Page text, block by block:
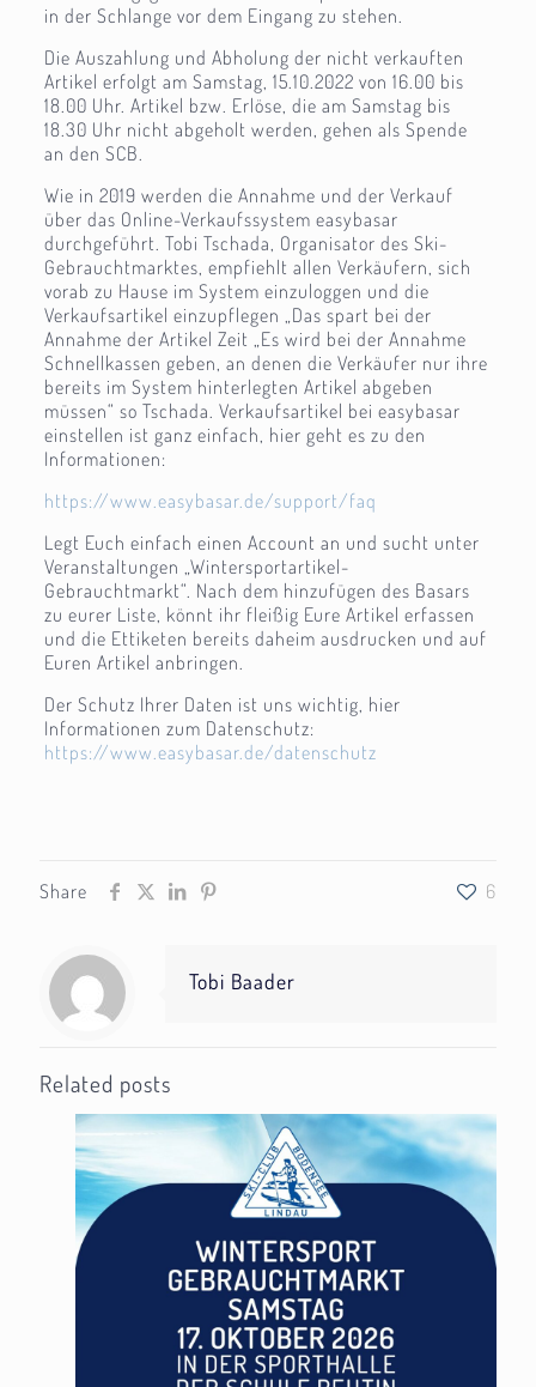
in der Schlange vor dem Eingang zu stehen.
Die Auszahlung und Abholung der nicht verkauften
Artikel erfolgt am Samstag, 15.10.2022 von 16.00 bis
18.00 Uhr. Artikel bzw. Erlöse, die am Samstag bis
18.30 Uhr nicht abgeholt werden, gehen als Spende
an den SCB.
Wie in 2019 werden die Annahme und der Verkauf
über das Online-Verkaufssystem easybasar
durchgeführt. Tobi Tschada, Organisator des Ski-
Gebrauchtmarktes, empfiehlt allen Verkäufern, sich
vorab zu Hause im System einzuloggen und die
Verkaufsartikel einzupflegen „Das spart bei der
Annahme der Artikel Zeit „Es wird bei der Annahme
Schnellkassen geben, an denen die Verkäufer nur ihre
bereits im System hinterlegten Artikel abgeben
müssen“ so Tschada. Verkaufsartikel bei easybasar
einstellen ist ganz einfach, hier geht es zu den
Informationen:
https://www.easybasar.de/support/faq
Legt Euch einfach einen Account an und sucht unter
Veranstaltungen „Wintersportartikel-
Gebrauchtmarkt“. Nach dem hinzufügen des Basars
zu eurer Liste, könnt ihr fleißig Eure Artikel erfassen
und die Ettiketen bereits daheim ausdrucken und auf
Euren Artikel anbringen.
Der Schutz Ihrer Daten ist uns wichtig, hier
Informationen zum Datenschutz:
https://www.easybasar.de/datenschutz
Share 6
Tobi Baader
Related posts